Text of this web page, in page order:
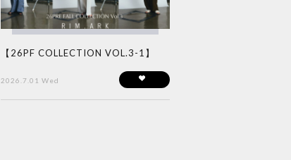
【26PF COLLECTION VOL.3-1】
2026.7.01 Wed